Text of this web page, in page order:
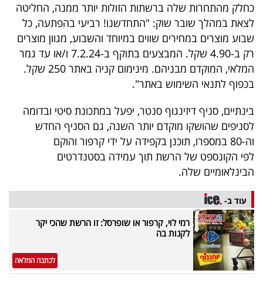
המילון
הכלכלי
פודקאסט
40
UNDER
40
שיתופי
דרושים
ניוזלטרים
כחלק מהתחרות שלה ברשתות הזולות יותר ממנה, החליטה
לצאת במהלך שובר שוק: "התחדשנו! רביעי בהפתעה, כל
שבוע מוצרים במחירים שווים במיוחד והשבוע, מגוון מוצרים
רק ב-4.90 שקל. המבצעים בתוקף ב-7.2.24 ו/או עד גמר
המלאי, המוקדם מבניהם. מינימום קניה באתר 250 שקל.
בכפוף לתנאי השימוש באתר".
בינתיים, סניף דיזינגוף סנטר, יפעל במתכונת סיטי ובדומה
לסניפים שהושקו מוקדם יותר השנה, גם הסניף החדש
וה-80 במספרו, תוכנן בקפידה על ידי קרפור והוקם
לפי הקונספט של הרשת תוך עמידה בסטנדרטים
הבינלאומיים שלה.
עוד ב-
רמי לוי, קרפור או שופרסל: זו הרשת שהכי יקר
לקנות בה
לכתבה המלאה